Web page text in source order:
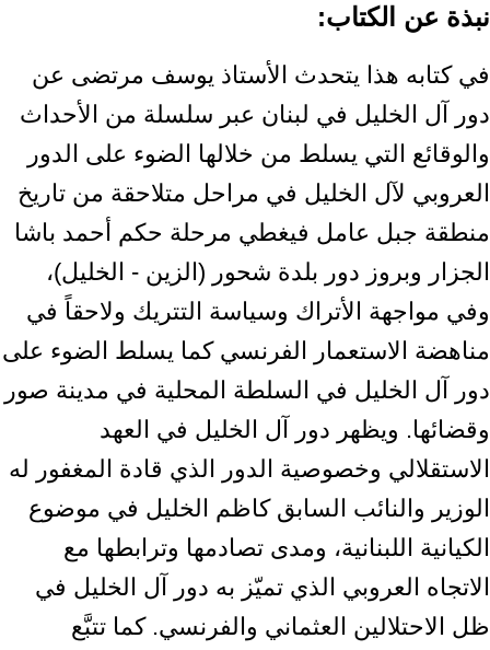
نبذة عن الكتاب:
في كتابه هذا يتحدث الأستاذ يوسف مرتضى عن
دور آل الخليل في لبنان عبر سلسلة من الأحداث
والوقائع التي يسلط من خلالها الضوء على الدور
العروبي لآل الخليل في مراحل متلاحقة من تاريخ
منطقة جبل عامل فيغطي مرحلة حكم أحمد باشا
الجزار وبروز دور بلدة شحور (الزين - الخليل)،
وفي مواجهة الأتراك وسياسة التتريك ولاحقاً في
مناهضة الاستعمار الفرنسي كما يسلط الضوء على
دور آل الخليل في السلطة المحلية في مدينة صور
وقضائها. ويظهر دور آل الخليل في العهد
الاستقلالي وخصوصية الدور الذي قادة المغفور له
الوزير والنائب السابق كاظم الخليل في موضوع
الكيانية اللبنانية، ومدى تصادمها وترابطها مع
الاتجاه العروبي الذي تميّز به دور آل الخليل في
ظل الاحتلالين العثماني والفرنسي. كما تتبَّع